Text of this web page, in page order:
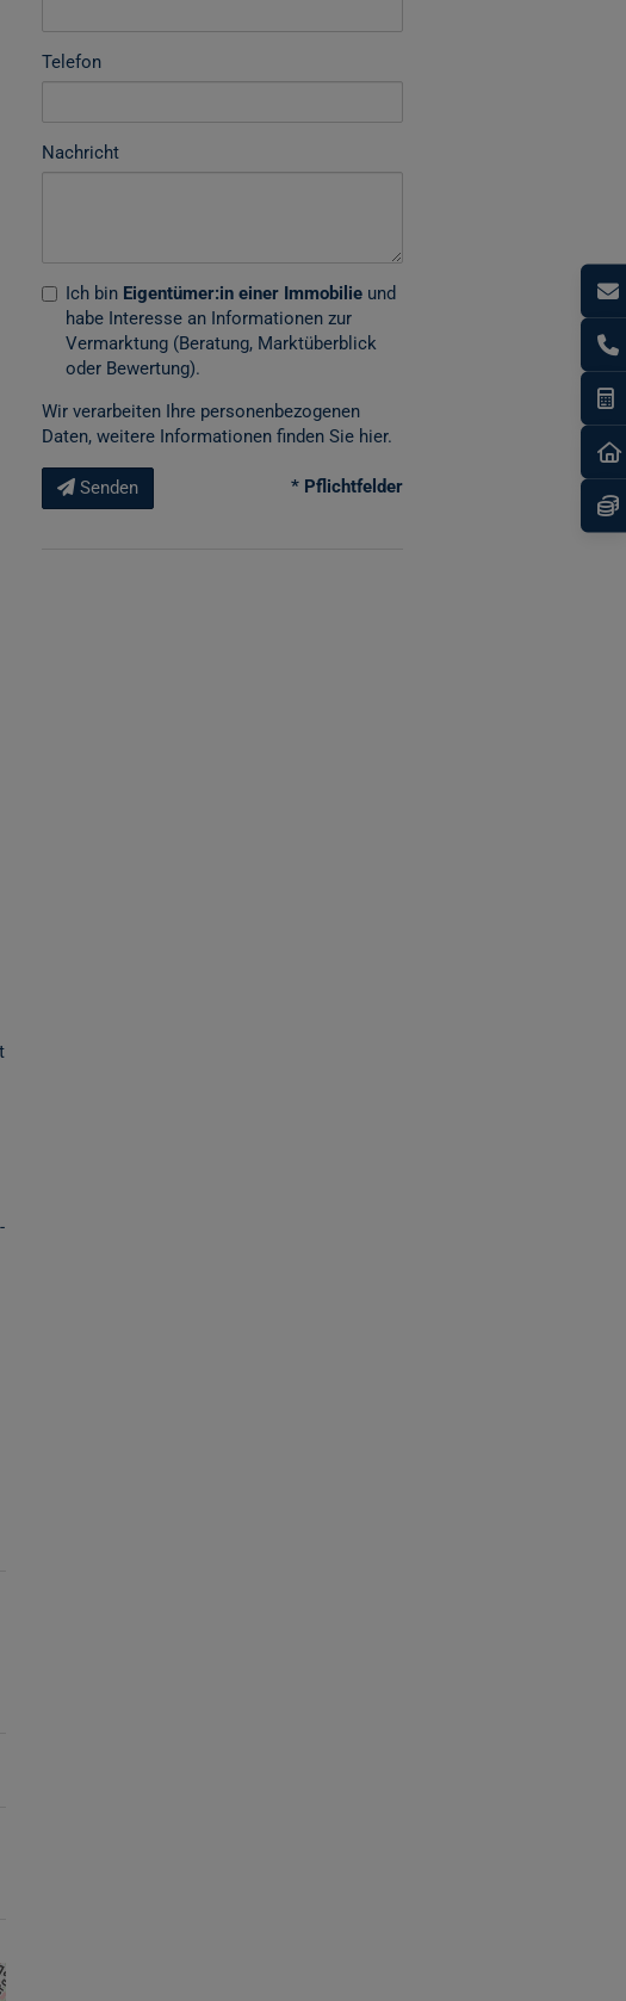
Telefon
Nachricht
Ich bin Eigentümer:in einer Immobilieund
habe Interesse an Informationen zur
Vermarktung (Beratung, Marktüberblick
oder Bewertung).
Wir verarbeiten Ihre personenbezogenen
Daten, weitere Informationen finden Sie hier.
Senden * Pflichtfelder